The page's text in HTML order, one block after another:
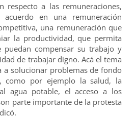
respecto a las remuneraciones,
acuerdo en una remuneración
una remuneración que
la productividad, que permita
puedan compensar su trabajo y
de trabajar digno. Acá el tema
a solucionar problemas de fondo
como por ejemplo la salud, la
agua potable, el acceso a los
parte importante de la protesta